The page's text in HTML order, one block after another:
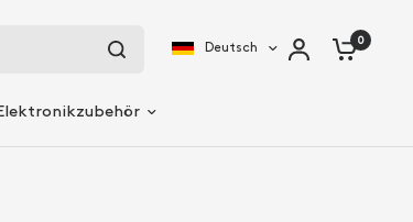
Deutsch
0
Elektronikzubehör